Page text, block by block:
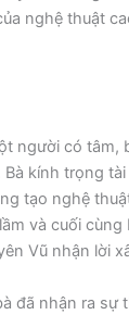
nghệ thuật
người có tâm,
kính trọng
tạo nghệ
và cuối cùng
Vũ nhận lời
đã nhận ra sự